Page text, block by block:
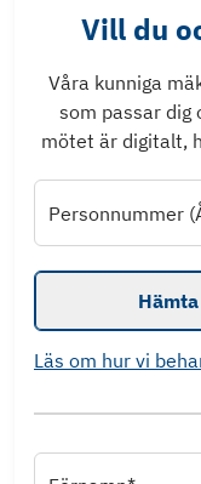
Vill du
Våra kunniga
som passar dig
mötet är digitalt,
Personnummer
Läs om hur vi